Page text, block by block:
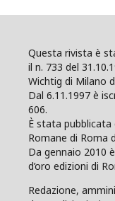
Questa rivista è
il n. 733 del
Wichtig di Milano
Dal 6.11.1997 è
606.
È stata pubblicata
Romane di Roma
Da gennaio 2010
d’oro edizioni di
Redazione,